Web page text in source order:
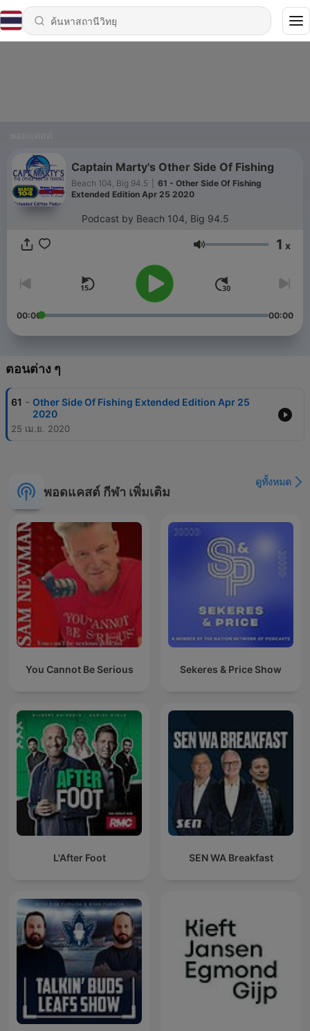
Captain Marty's Other Side Of Fishing
Beach 104, Big 94.5
61 - Other Side Of Fishing
Extended Edition Apr 25 2020
Podcast by Beach 104, Big 94.5
ระดับเสียง 1 x
00:00 00:00
ตอนต่าง ๆ
61 - Other Side Of Fishing Extended Edition Apr 25
2020
25 เม.ย. 2020
พอดแคสต์ กีฬา เพิ่มเติม
ดูทั้งหมด
You Cannot Be Serious Sekeres & Price Show
L'After Foot SEN WA Breakfast